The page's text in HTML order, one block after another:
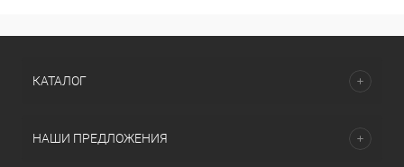
КАТАЛОГ
НАШИ ПРЕДЛОЖЕНИЯ